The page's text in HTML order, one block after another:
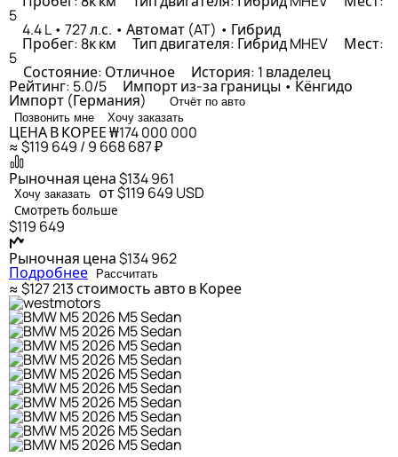
5
4.4 L • 727 л.с. • Автомат (AT) • Гибрид
Пробег: 8к км Тип двигателя: Гибрид MHEV Мест:
5
Состояние: Отличное История: 1 владелец
Рейтинг: 5.0/5 Импорт из-за границы • Кёнгидо
Импорт (Германия)
Отчёт по авто
Позвонить мне
Хочу заказать
ЦЕНА В КОРЕЕ₩174 000 000
≈ $119 649 / 9 668 687 ₽
Рыночная цена$134 961
Хочу заказать от $119 649 USD
Смотреть больше
$119 649
Рыночная цена$134 962
Подробнее Рассчитать
≈ $127 213стоимость авто в Корее